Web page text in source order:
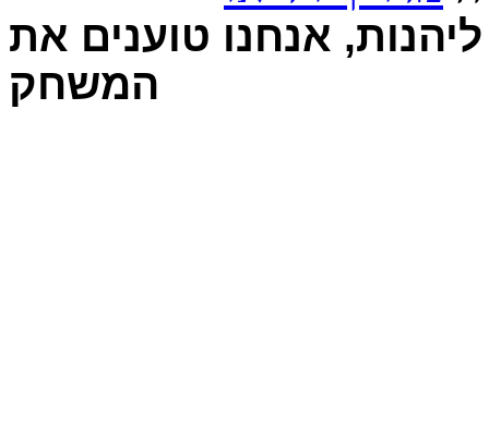
אנחנו טוענים את
המשחק